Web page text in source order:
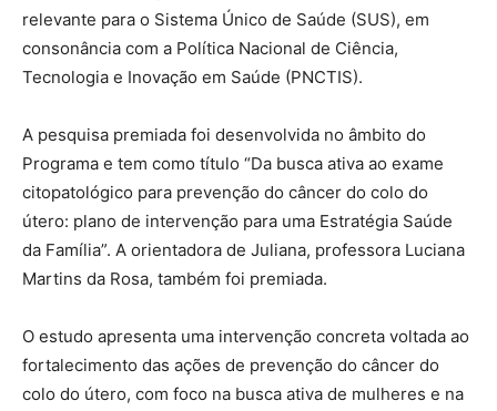
relevante para o Sistema Único de Saúde (SUS), em
consonância com a Política Nacional de Ciência,
Tecnologia e Inovação em Saúde (PNCTIS).
A pesquisa premiada foi desenvolvida no âmbito do
Programa e tem como título “Da busca ativa ao exame
citopatológico para prevenção do câncer do colo do
útero: plano de intervenção para uma Estratégia Saúde
da Família”. A orientadora de Juliana, professora Luciana
Martins da Rosa, também foi premiada.
O estudo apresenta uma intervenção concreta voltada ao
fortalecimento das ações de prevenção do câncer do
colo do útero, com foco na busca ativa de mulheres e na